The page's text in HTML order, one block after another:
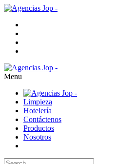
Menu
Limpieza
Hotelería
Contáctenos
Productos
Nosotros